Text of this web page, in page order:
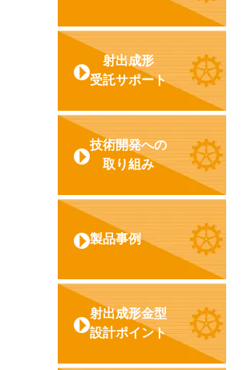
射出成形
受託サポート
技術開発への
取り組み
製品事例
射出成形金型
設計ポイント